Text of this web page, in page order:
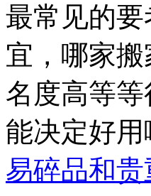
最常见的
宜，哪家
名度高等
能决定好
易碎品和